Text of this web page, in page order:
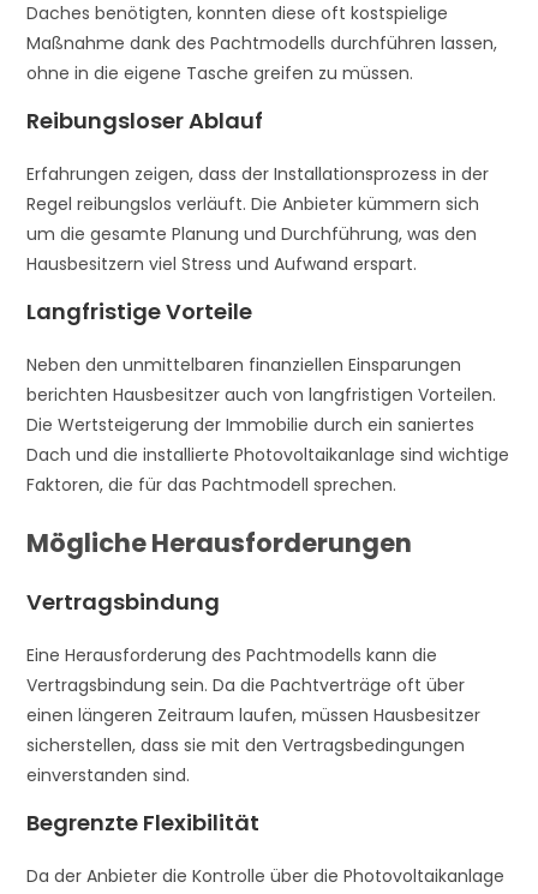
Daches benötigten, konnten diese oft kostspielige
Maßnahme dank des Pachtmodells durchführen lassen,
ohne in die eigene Tasche greifen zu müssen.
Reibungsloser Ablauf
Erfahrungen zeigen, dass der Installationsprozess in der
Regel reibungslos verläuft. Die Anbieter kümmern sich
um die gesamte Planung und Durchführung, was den
Hausbesitzern viel Stress und Aufwand erspart.
Langfristige Vorteile
Neben den unmittelbaren finanziellen Einsparungen
berichten Hausbesitzer auch von langfristigen Vorteilen.
Die Wertsteigerung der Immobilie durch ein saniertes
Dach und die installierte Photovoltaikanlage sind wichtige
Faktoren, die für das Pachtmodell sprechen.
Mögliche Herausforderungen
Vertragsbindung
Eine Herausforderung des Pachtmodells kann die
Vertragsbindung sein. Da die Pachtverträge oft über
einen längeren Zeitraum laufen, müssen Hausbesitzer
sicherstellen, dass sie mit den Vertragsbedingungen
einverstanden sind.
Begrenzte Flexibilität
Da der Anbieter die Kontrolle über die Photovoltaikanlage